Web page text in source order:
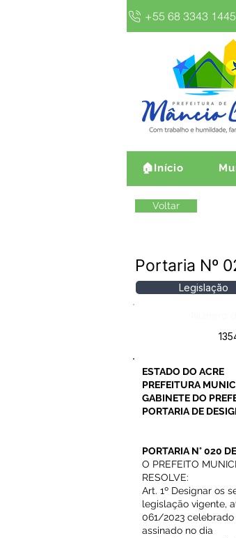
+55 68 3343 1445
🏠Início
Voltar
Portaria Nº
Legislação
ESTADO DO ACRE
PREFEITURA
GABINETE DO
PORTARIA DE
PORTARIA N° 020
O PREFEITO
RESOLVE:
Art. 1º Designar os
legislação vigente,
061/2023 celebrado
assinado no dia